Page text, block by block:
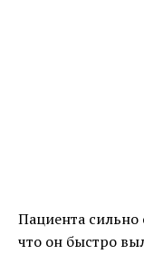
Пациента сильно
что он быстро